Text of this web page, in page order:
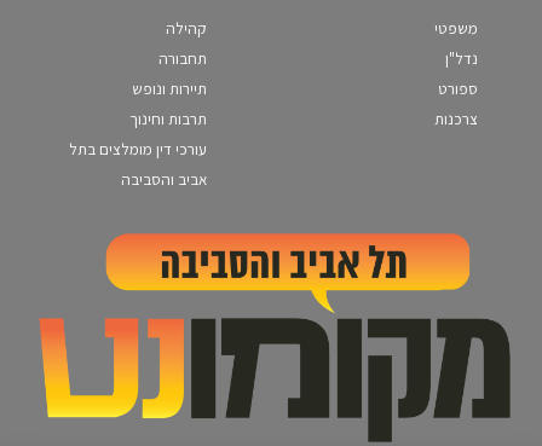
משפטי
נדל"ן
ספורט
צרכנות
קהילה
תחבורה
תיירות ונופש
תרבות וחינוך
עורכי דין מומלצים בתל
אביב והסביבה